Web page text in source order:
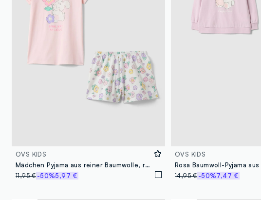
OVS KIDS
Mädchen Pyjama aus reiner Baumwolle, reguläre Passform, mit Blumenmuster
11,95 €-50%5,97 €
OVS KIDS
Rosa Baumwoll-Pyjama
14,95 €-50%7,47 €